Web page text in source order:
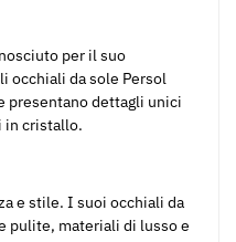
occhiali da sole Persol
presentano dettagli unici
in cristallo.
pulite, materiali di lusso e